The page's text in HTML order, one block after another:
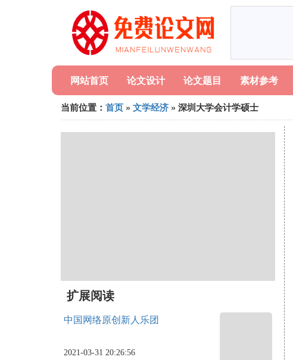
网站首页 论文设计 论文题目 素材参考
当前位置： 首页 » 文学经济 » 深圳大学会计学硕士
扩展阅读
中国网络原创新人乐团
2021-03-31 20:26:56